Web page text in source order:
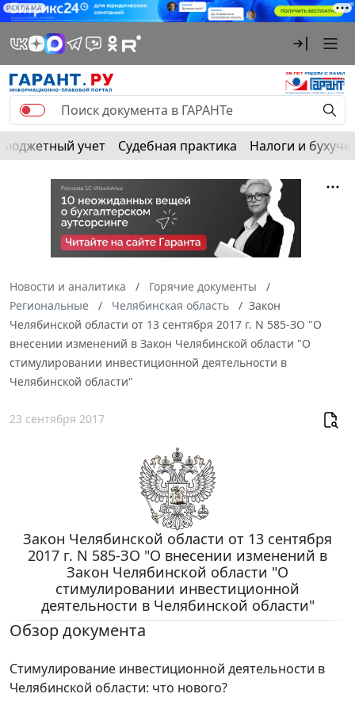
РЕКЛАМА
Бюджетный учет Судебная практика Налоги и
Новости и аналитика
Горячие документы
Региональные
Челябинская область
Закон
Челябинской области от 13 сентября 2017 г. N 585-ЗО "О
внесении изменений в Закон Челябинской области "О
стимулировании инвестиционной деятельности в
Челябинской области"
23 сентября 2017
Закон Челябинской области от 13 сентября
2017 г. N 585-ЗО "О внесении изменений в
Закон Челябинской области "О
стимулировании инвестиционной
деятельности в Челябинской области"
Обзор документа
Стимулирование инвестиционной деятельности в
Челябинской области: что нового?